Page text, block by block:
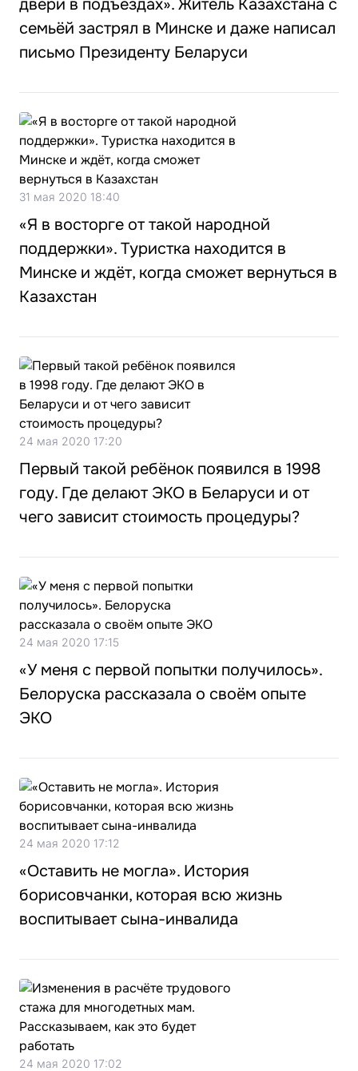
двери в подъездах». Житель Казахстана с
семьёй застрял в Минске и даже написал
письмо Президенту Беларуси
31 мая 2020 18:40
«Я в восторге от такой народной
поддержки». Туристка находится в
Минске и ждёт, когда сможет вернуться в
Казахстан
24 мая 2020 17:20
Первый такой ребёнок появился в 1998
году. Где делают ЭКО в Беларуси и от
чего зависит стоимость процедуры?
24 мая 2020 17:15
«У меня с первой попытки получилось».
Белоруска рассказала о своём опыте
ЭКО
24 мая 2020 17:12
«Оставить не могла». История
борисовчанки, которая всю жизнь
воспитывает сына-инвалида
24 мая 2020 17:02